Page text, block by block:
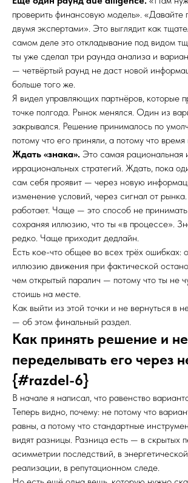
проверить финансовую модель». «Давайте
двумя экспертами». Это выглядит как
самом деле это откладывание под видом
ты уже сделал три раунда анализа и
— четвёртый раунд не даст новой
больше того же.
Я видел управляющих партнёров, которые
точке полгода. Рынок менялся. Один из
закрывался. Решение принималось по
потому что его приняли, а потому что
Ждать «знака». Это самая рациональная
иррациональных стратегий. Ждать, пока
сам себя проявит — через новую
изменение условий, через сигнал от
работает. Чаще — это способ не
сохраняя иллюзию, что ты «в процессе».
редко. Чаще приходит дедлайн.
Есть кое-что общее во всех трёх ошибках:
иллюзию движения при фактической
чем открытый паралич — потому что ты не
стоишь на месте.
Как выйти из этой точки и не вернуться в
— об этом финальный раздел.
Как принять решение и не
переделывать его через
{#razdel-6}
В начале я написал, что равенство
Теперь видно, почему: не потому что
равны, а потому что стандартные
видят разницы. Разница есть — в скрытых
асимметрии последствий, в
реализации, в репутационном следе.